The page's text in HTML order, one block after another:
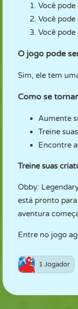
Você
Você
Você
O jogo pode
Sim, ele tem
Como se
Aumente
Treine
Encontre
Treine suas
Obby:
está pronto
aventura
Entre no jogo
1 Jogador